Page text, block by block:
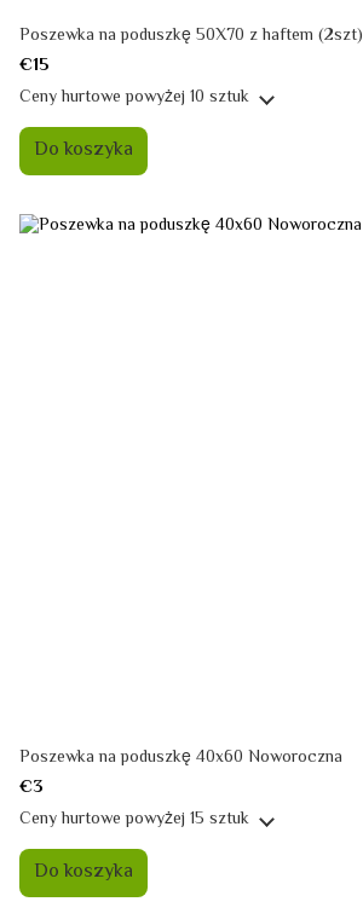
Poszewka na poduszkę 50X70 z haftem (2szt)
€15
Ceny hurtowepowyżej 10 sztuk
Do koszyka
Poszewka na poduszkę 40x60 Noworoczna
€3
Ceny hurtowepowyżej 15 sztuk
Do koszyka